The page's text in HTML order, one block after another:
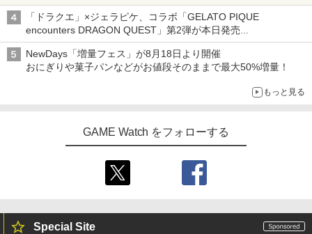
「ドラクエ」×ジェラピケ、コラボ「GELATO PIQUE
encounters DRAGON QUEST」第2弾が本日発売
アイスカップに入ったスライムやわたぼう、ベビーサタンなどが
オリジナルアートで登場
NewDays「増量フェス」が8月18日より開催
おにぎりや菓子パンなどがお値段そのままで最大50%増量！
もっと見る
GAME Watch をフォローする
Special Site